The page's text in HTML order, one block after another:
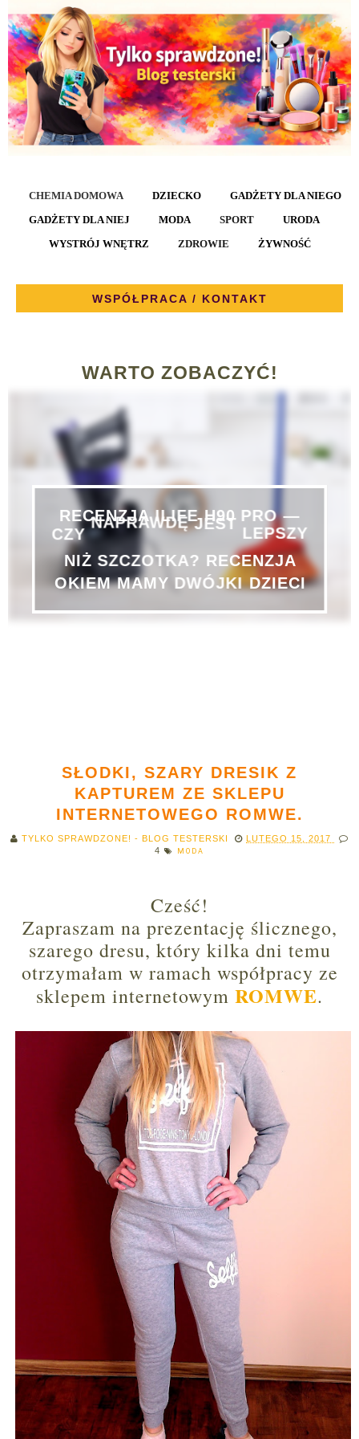
CHEMIA DOMOWA DZIECKO
GADŻETY DLA NIEGO
GADŻETY DLA NIEJ
MODA SPORT
URODA
WYSTRÓJ WNĘTRZ
ZDROWIE ŻYWNOŚĆ
WSPÓŁPRACA / KONTAKT
WARTO ZOBACZYĆ!
RECENZJA ILIFE H90 PRO —
CZY NAPRAWDĘ
LEPSZY
NIŻ
SZCZOTKA?
RECENZJA
OKIEM MAMY DWÓJKI DZIECI
SŁODKI, SZARY DRESIK Z
KAPTUREM ZE SKLEPU
INTERNETOWEGO ROMWE.
TYLKO SPRAWDZONE! - BLOG TESTERSKI
LUTEGO 15, 2017
4
MODA
Cześć!
Zapraszam na prezentację ślicznego,
szarego dresu, który kilka dni temu
otrzymałam w ramach współpracy ze
sklepem internetowym ROMWE.